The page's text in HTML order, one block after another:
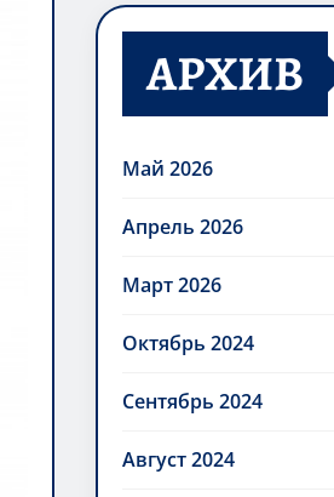
АРХИВ
Май 2026
Апрель 2026
Март 2026
Октябрь 2024
Сентябрь 2024
Август 2024